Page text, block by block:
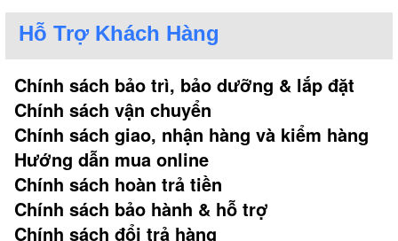
Hỗ Trợ Khách Hàng
Chính sách bảo trì, bảo dưỡng & lắp đặt
Chính sách vận chuyển
Chính sách giao, nhận hàng và kiểm hàng
Hướng dẫn mua online
Chính sách hoàn trả tiền
Chính sách bảo hành & hỗ trợ
Chính sách đổi trả hàng